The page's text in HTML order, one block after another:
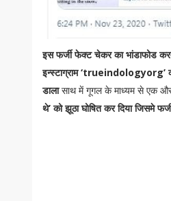
इस फर्जी फेक्ट चेकर का भांडाफोड
इन्स्टाग्राम ‘trueindologyorg’
डालासाथ में गूगल के माध्यम से एक और
थे’ को झूठा घोषित कर दिया जिसमे